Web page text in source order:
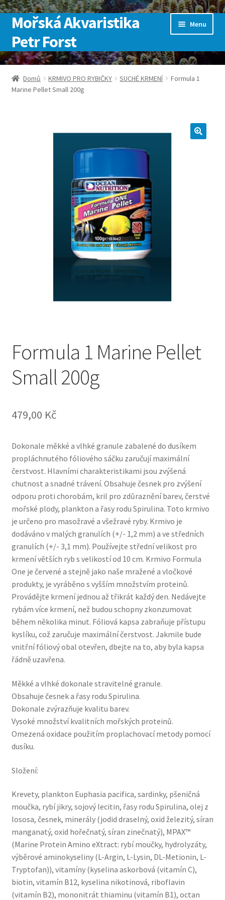
Přeskočit
na
navigaci
Přejít
k
obsahu
webu
Mořská Akvaristika
Petr Forst
Menu
Úvodní stránka
Kontakt
Domů KRMIVO PRO RYBIČKY SUCHÉ KRMENÍ
Formula 1
Marine Pellet Small 200g
Formula 1 Marine Pellet
Small 200g
479,00 Kč
Dokonale měkké a vlhké granule zabalené do dusíkem
propláchnutého fóliového sáčku zaručují maximální
čerstvost. Hlavními charakteristikami jsou zvýšená
chutnost a snadné trávení. Obsahuje česnek pro zvýšení
odporu proti chorobám, kril pro zdůraznění barev, čerstvé
mořské plody, plankton a řasy rodu Spirulina. Toto krmivo
je určeno pro masožravé a všežravé ryby. Krmivo je
dodáváno v malých granulích (+/- 1,2 mm) a ve středních
granulích (+/- 3,1 mm). Používejte střední velikost pro
krmení větších ryb s velikostí od 10 cm. Krmivo Formula
One je červené a stejně jako naše mražené a vločkové
produkty, je vyráběno s vyšším množstvím proteinů.
Provádějte krmení jednou až třikrát každý den. Nedávejte
rybám více krmení, než budou schopny zkonzumovat
během několika minut. Fóliová kapsa zabraňuje přístupu
kyslíku, což zaručuje maximální čerstvost. Jakmile bude
vnitřní fóliový obal otevřen, dbejte na to, aby byla kapsa
řádně uzavřena.
Měkké a vlhké dokonale stravitelné granule.
Obsahuje česnek a řasy rodu Spirulina.
Dokonale zvýrazňuje kvalitu barev.
Vysoké množství kvalitních mořských proteinů.
Omezená oxidace použitím proplachovací metody pomocí
dusíku.
Složení:
Krevety, plankton Euphasia pacifica, sardinky, pšeničná
moučka, rybí jikry, sojový lecitin, řasy rodu Spirulina, olej z
lososa, česnek, minerály (jodid draselný, oxid železitý, síran
manganatý, oxid hořečnatý, síran zinečnatý), MPAX™
(Marine Protein Amino eXtract: rybí moučky, hydrolyzáty,
výběrové aminokyseliny (L-Argin, L-Lysin, DL-Metionin, L-
Tryptofan)), vitamíny (kyselina askorbová (vitamín C),
biotin, vitamín B12, kyselina nikotinová, riboflavin
(vitamín B2), mononitrát thiaminu (vitamín B1), octan